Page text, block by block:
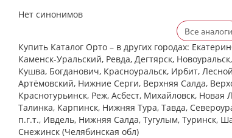
Нет синонимов
Все аналоги
Купить Каталог Орто – в других городах:
Каменск-Уральский, Ревда, Дегтярск,
Кушва, Богданович, Красноуральск, Ирбит,
Артёмовский, Нижние Cерги, Верхняя Салда,
Краснотурьинск, Реж, Асбест, Михайловск,
Талинка, Карпинск, Нижняя Тура, Тавда,
п.г.т., Ивдель, Нижняя Салда, Тугулым, Туринск,
Снежинск (Челябинская обл)